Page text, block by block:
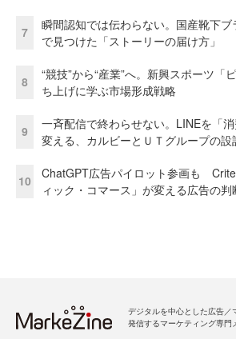
7
瞬間認知では伝わらない。国産靴下
で見つけた「ストーリーの届け方」
8
“競技”から“産業”へ。新興スポーツ「
ち上げに学ぶ市場形成戦略
9
一斉配信で終わらせない。LINEを「
変える、カルビーとＵＴグループの設
10
ChatGPT広告パイロット参画も
ィック・コマース」が変える広告の判
デジタルを中心とした広告／
発信するマーケティング専門